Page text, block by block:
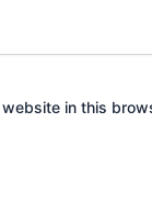
in this